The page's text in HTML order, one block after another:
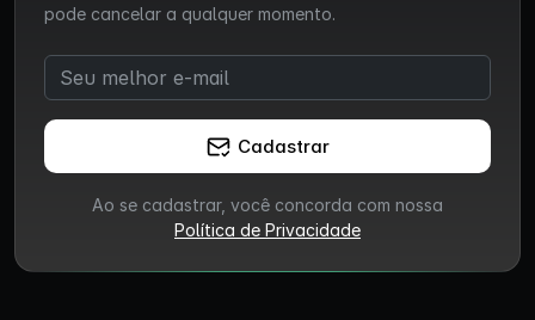
pode cancelar a qualquer momento.
Cadastrar
Ao se cadastrar, você concorda com nossa
Política de Privacidade